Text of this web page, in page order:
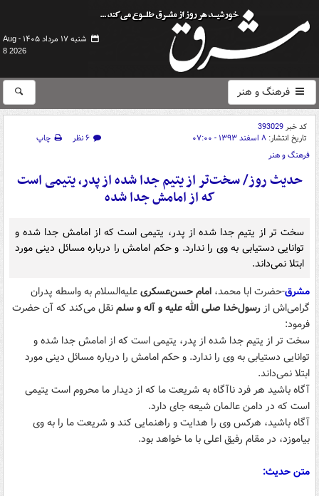
شنبه ۱۷ مرداد ۱۴۰۵ -
Aug
8 2026
فرهنگ و هنر
کد خبر393029
تاریخ انتشار: ۸ اسفند ۱۳۹۳ - ۰۷:۰۰ ۶ نظر
چاپ
فرهنگ و هنر
حدیث روز/ سخت‌تر از یتیم جدا شده از پدر، یتیمی است
که از امامش جدا شده
سخت تر از یتیم جدا شده از پدر، یتیمی است که از امامش جدا شده و
توانایی دستیابی به وی را ندارد. و حکم امامش را درباره مسائل دینی مورد
ابتلا نمی‌داند.
مشرق-حضرت ابا محمد، امام حسن‌عسکریعلیه‌السلام به واسطه‌ پدران
گرامی‌اش از رسول‌خدا صلی الله علیه و آله و سلمنقل می‌کند که آن حضرت
فرمود:
سخت تر از یتیم جدا شده از پدر، یتیمی است که از امامش جدا شده و
توانایی دستیابی به وی را ندارد. و حکم امامش را درباره مسائل دینی مورد
ابتلا نمی‌داند.
آگاه باشید هر فرد ناآگاه به شریعت ما که از دیدار ما محروم است یتیمی
است که در دامن عالمان شیعه جای دارد.
آگاه باشید، هرکس وی را هدایت و راهنمایی کند و شریعت ما را به وی
بیاموزد، در مقام رفیق اعلی با ما خواهد بود.
متن حدیث: